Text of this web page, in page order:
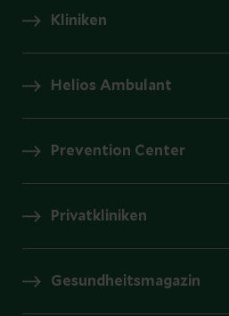
Kliniken
Helios Ambulant
Prevention Center
Privatkliniken
Gesundheitsmagazin